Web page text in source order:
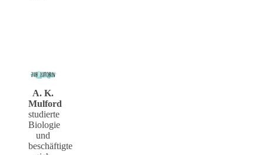
A. K.
Mulford
studierte
Biologie
und
beschäftigte